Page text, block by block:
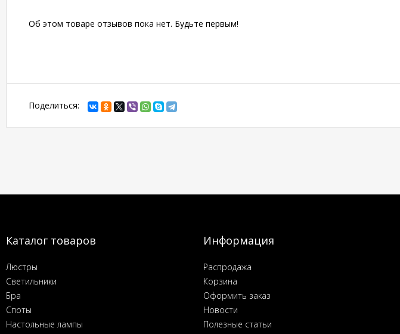
Об этом товаре отзывов пока нет. Будьте первым!
Поделиться:
Каталог товаров
Люстры
Светильники
Бра
Споты
Настольные лампы
Информация
Распродажа
Корзина
Оформить заказ
Новости
Полезные статьи